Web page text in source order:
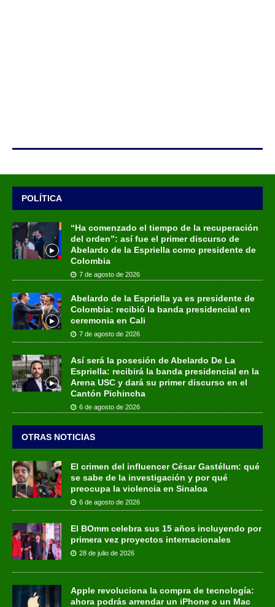
POLÍTICA
“Ha comenzado el tiempo de la recuperación
del orden”: así fue el primer discurso de
Abelardo de la Espriella como presidente de
Colombia
7 de agosto de 2026
Abelardo de la Espriella ya es presidente de
Colombia: recibió la banda presidencial en
ceremonia en Cali
7 de agosto de 2026
Así será la posesión de Abelardo De La
Espriella: recibirá la banda presidencial en la
Arena USC y dará su primer discurso en el
Cantón Pichincha
6 de agosto de 2026
OTRAS NOTICIAS
El crimen del influencer César Gastélum: qué
se sabe de la investigación y por qué
preocupa la violencia en Sinaloa
6 de agosto de 2026
El BOmm celebra sus 15 años incluyendo por
primera vez proyectos internacionales
28 de julio de 2026
Apple revoluciona la compra de tecnología:
ahora podrás arrendar un iPhone o un Mac